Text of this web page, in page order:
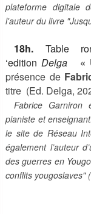
plateforme digitale
l'auteur du livre
18h. Table
‘editionDelga «
présence de
titre (Ed. Delga,
Fabrice Garniron
pianiste et
le site de Réseau
également l’auteur
des guerres en
conflits yougoslaves"